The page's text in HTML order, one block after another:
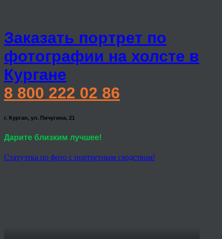
Заказать портрет по
фотографии на холсте в
Кургане
8 800 222 02 86
г. Курган, ул. Пичугина, 21
Дарите близким лучшее!
Статуэтка по фото с портретным сходством!